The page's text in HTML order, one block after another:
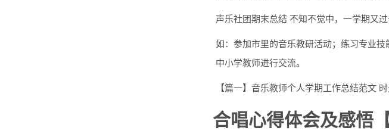
声乐社团期末总结 不知不觉中，一学期又
如：参加市里的音乐教研活动；练习专业
中小学教师进行交流。
【篇一】音乐教师个人学期工作总结范文
合唱心得体会及感悟